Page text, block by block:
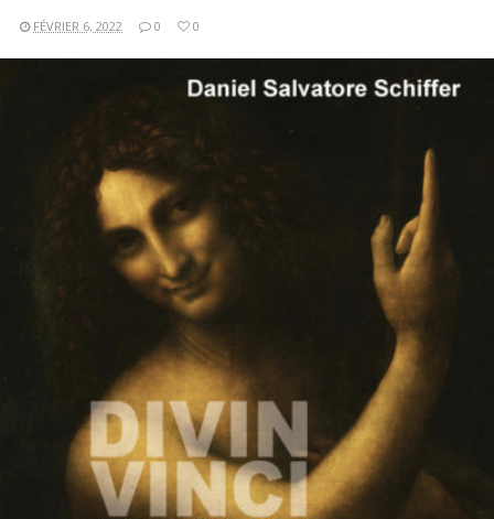
FÉVRIER 6, 2022 0 0
LIRE LA SUITE